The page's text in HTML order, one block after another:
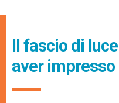
Il fascio di
aver impresso